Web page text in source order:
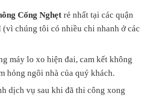
Cống Nghẹt rẻ nhất tại các quận
(vì chúng tôi có nhiều chi nhanh ở các
máy lo xo hiện đai, cam kết không
hỏng ngôi nhà của quý khách.
dịch vụ sau khi đã thi công xong